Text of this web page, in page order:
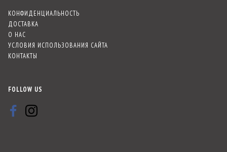
КОНФИДЕНЦИАЛЬНОСТЬ
ДОСТАВКА
О НАС
УСЛОВИЯ ИСПОЛЬЗОВАНИЯ САЙТА
КОНТАКТЫ
FOLLOW US